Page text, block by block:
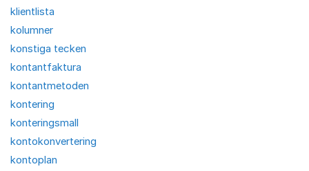
klientlista
kolumner
konstiga tecken
kontantfaktura
kontantmetoden
kontering
konteringsmall
kontokonvertering
kontoplan